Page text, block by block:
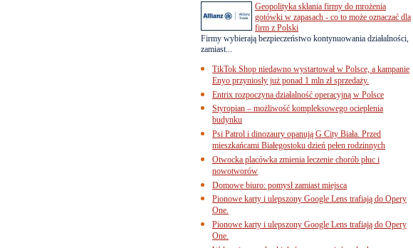
Geopolityka skłania firmy do mrożenia
gotówki w zapasach - co to może oznaczać dla
firm z Polski
Firmy wybierają bezpieczeństwo kontynuowania działalności,
zamiast...
TikTok Shop niedawno wystartował w Polsce, a kampanie
Enyo przyniosły już ponad 1 mln zł sprzedaży.
Entrix rozpoczyna działalność operacyjną w Polsce
Styropian – możliwość kompleksowego ocieplenia
budynku
Psi Patrol i dinozaury opanują G City Biała. Przed
mieszkańcami Białegostoku dzień pełen rodzinnych
Otwocka placówka zmienia leczenie chorób płuc i
nowotworów
Domowe biuro: pomysł zamiast miejsca
Pionowe karty i ulepszony Google Lens trafiają do Opery
One.
Pionowe karty i ulepszony Google Lens trafiają do Opery
One.